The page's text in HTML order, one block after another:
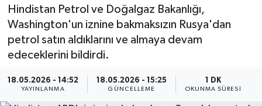
Hindistan Petrol ve Doğalgaz Bakanlığı,
Washington'un iznine bakmaksızın Rusya'dan
petrol satın aldıklarını ve almaya devam
edeceklerini bildirdi.
18.05.2026 - 14:52
YAYINLANMA
18.05.2026 - 15:25
GÜNCELLEME
1 DK
OKUNMA SÜRESI
Si̇yaset
Spor
Yaşam
Haber Arşivi